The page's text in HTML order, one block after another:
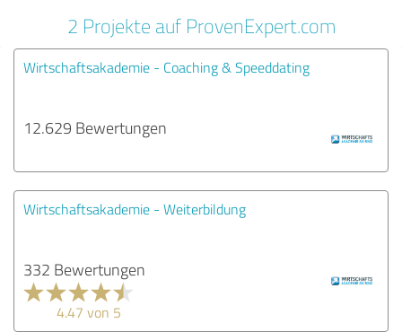
2 Projekte auf ProvenExpert.com
Wirtschaftsakademie - Coaching & Speeddating
12.629 Bewertungen
Wirtschaftsakademie - Weiterbildung
332 Bewertungen
4.47 von 5